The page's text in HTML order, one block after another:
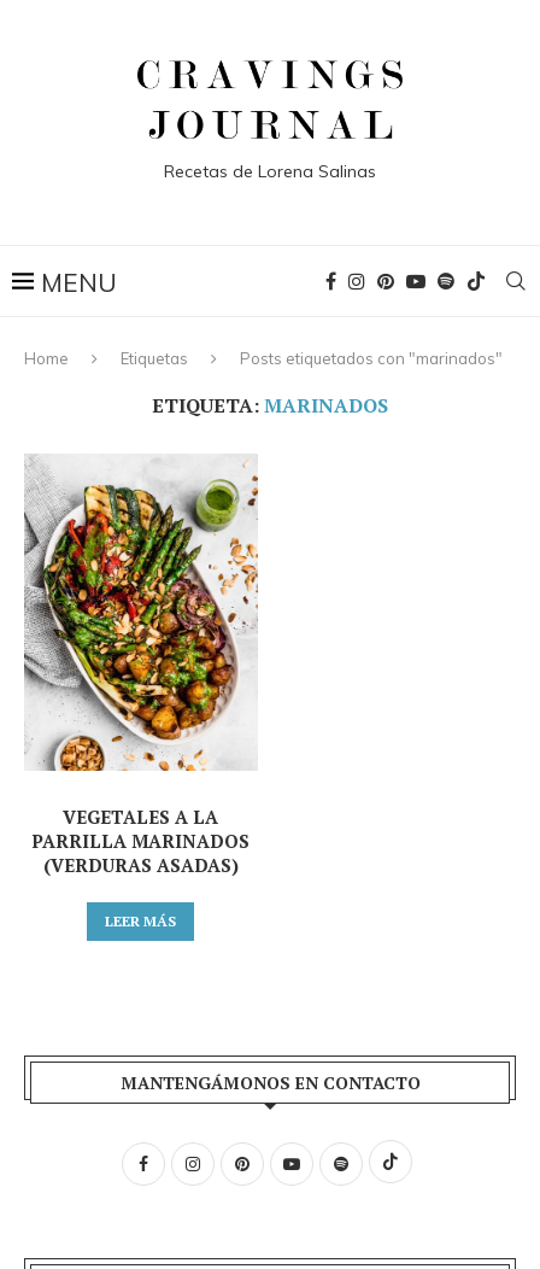
Recetas de Lorena Salinas
Home Etiquetas Posts etiquetados con "marinados"
ETIQUETA:MARINADOS
VEGETALES A LA
PARRILLA MARINADOS
(VERDURAS ASADAS)
LEER MÁS
MANTENGÁMONOS EN CONTACTO